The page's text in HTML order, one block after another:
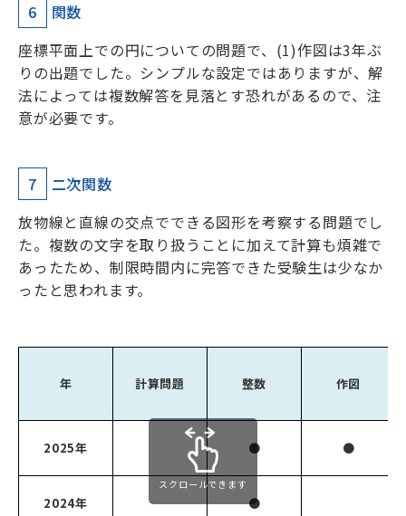
6
関数
座標平面上での円についての問題で、(1)作図は3年ぶ
りの出題でした。シンプルな設定ではありますが、解
法によっては複数解答を見落とす恐れがあるので、注
意が必要です。
7
二次関数
放物線と直線の交点でできる図形を考察する問題でし
た。複数の文字を取り扱うことに加えて計算も煩雑で
あったため、制限時間内に完答できた受験生は少なか
ったと思われます。
年 計算問題 整数 作図
2025年 ● ●
2024年 ●
スクロールできます